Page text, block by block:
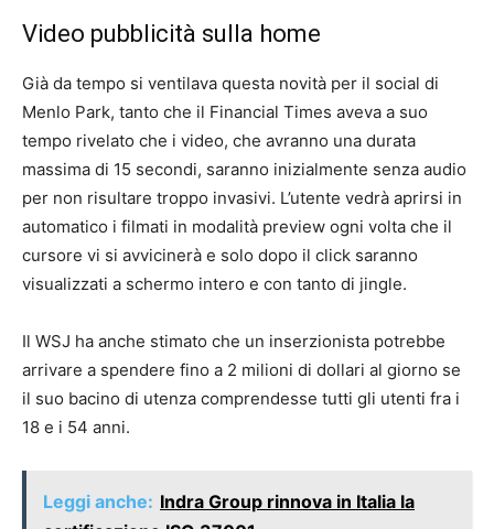
Video pubblicità sulla home
Già da tempo si ventilava questa novità per il social di
Menlo Park, tanto che il Financial Times aveva a suo
tempo rivelato che i video, che avranno una durata
massima di 15 secondi, saranno inizialmente senza audio
per non risultare troppo invasivi. L’utente vedrà aprirsi in
automatico i filmati in modalità preview ogni volta che il
cursore vi si avvicinerà e solo dopo il click saranno
visualizzati a schermo intero e con tanto di jingle.
Il WSJ ha anche stimato che un inserzionista potrebbe
arrivare a spendere fino a 2 milioni di dollari al giorno se
il suo bacino di utenza comprendesse tutti gli utenti fra i
18 e i 54 anni.
Leggi anche: Indra Group rinnova in Italia la